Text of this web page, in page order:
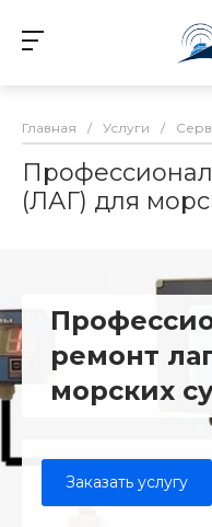
Главная / Услуги /
(ЛАГ) для
ремонт
морских
Заказать услугу